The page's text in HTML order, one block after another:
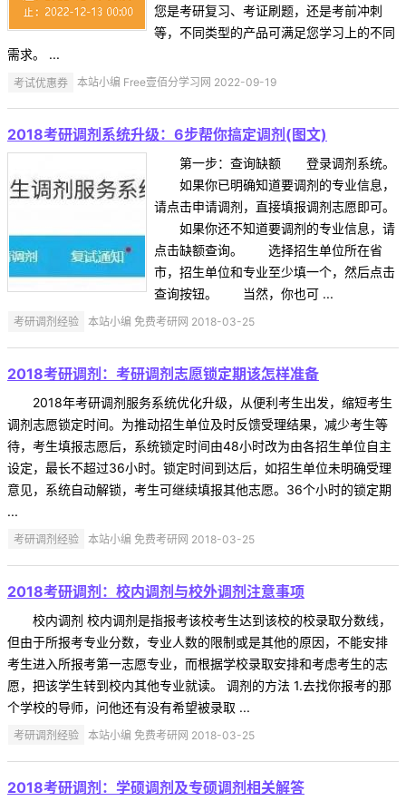
您是考研复习、考证刷题，还是考前冲刺
等，不同类型的产品可满足您学习上的不同
需求。 ...
考试优惠券 本站小编 Free壹佰分学习网 2022-09-19
2018考研调剂系统升级：6步帮你搞定调剂(图文)
第一步：查询缺额 登录调剂系统。
如果你已明确知道要调剂的专业信息，
请点击申请调剂，直接填报调剂志愿即可。
如果你还不知道要调剂的专业信息，请
点击缺额查询。 选择招生单位所在省
市，招生单位和专业至少填一个，然后点击
查询按钮。 当然，你也可 ...
考研调剂经验 本站小编 免费考研网 2018-03-25
2018考研调剂：考研调剂志愿锁定期该怎样准备
2018年考研调剂服务系统优化升级，从便利考生出发，缩短考生
调剂志愿锁定时间。为推动招生单位及时反馈受理结果，减少考生等
待，考生填报志愿后，系统锁定时间由48小时改为由各招生单位自主
设定，最长不超过36小时。锁定时间到达后，如招生单位未明确受理
意见，系统自动解锁，考生可继续填报其他志愿。36个小时的锁定期
...
考研调剂经验 本站小编 免费考研网 2018-03-25
2018考研调剂：校内调剂与校外调剂注意事项
校内调剂 校内调剂是指报考该校考生达到该校的校录取分数线，
但由于所报考专业分数，专业人数的限制或是其他的原因，不能安排
考生进入所报考第一志愿专业，而根据学校录取安排和考虑考生的志
愿，把该学生转到校内其他专业就读。 调剂的方法 1.去找你报考的那
个学校的导师，问他还有没有希望被录取 ...
考研调剂经验 本站小编 免费考研网 2018-03-25
2018考研调剂：学硕调剂及专硕调剂相关解答